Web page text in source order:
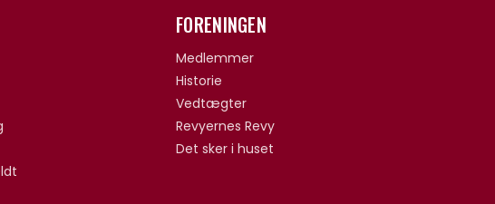
FORENINGEN
Medlemmer
Historie
Vedtægter
Revyernes Revy
Det sker i huset